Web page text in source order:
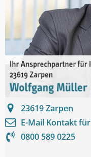
23619Zarpen
E-Mail Kontakt für
0800 589 0225